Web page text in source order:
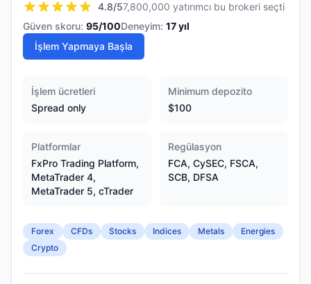
4.8/57,800,000 yatırımcı bu brokeri seçti
Güven skoru: 95/100Deneyim: 17yıl
İşlem Yapmaya Başla
İşlem ücretleri
Spread only
Minimum depozito
$100
Platformlar
FxPro Trading Platform,
MetaTrader 4,
MetaTrader 5, cTrader
Regülasyon
FCA, CySEC, FSCA,
SCB, DFSA
Forex CFDs Stocks Indices Metals
Energies
Crypto